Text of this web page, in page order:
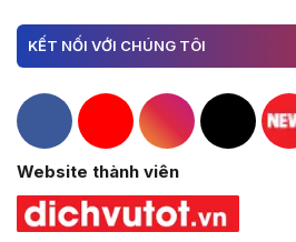
KẾT NỐI VỚI CHÚNG TÔI
Hacom Facebook
Hacom YouTube
Hacom
Website thành viên